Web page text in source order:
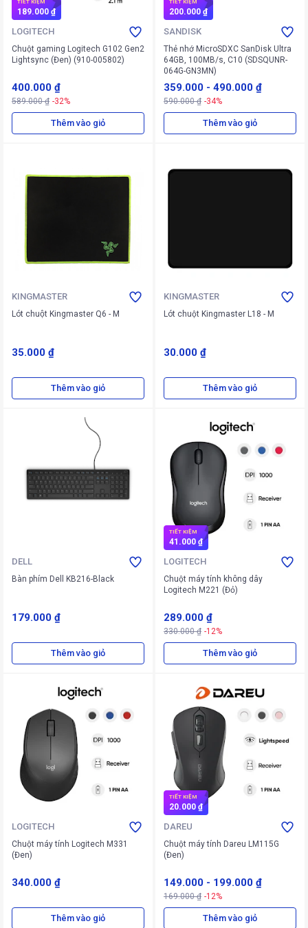
TIẾT KIỆM
189.000 ₫
LOGITECH
Chuột gaming Logitech G102 Gen2
Lightsync (Đen) (910-005802)
400.000 ₫
589.000 ₫ -32%
Thêm vào giỏ
TIẾT KIỆM
200.000 ₫
SANDISK
Thẻ nhớ MicroSDXC SanDisk Ultra
64GB, 100MB/s, C10 (SDSQUNR-
064G-GN3MN)
359.000 - 490.000 ₫
590.000 ₫ -34%
Thêm vào giỏ
KINGMASTER
Lót chuột Kingmaster Q6 - M
35.000 ₫
Thêm vào giỏ
KINGMASTER
Lót chuột Kingmaster L18 - M
30.000 ₫
Thêm vào giỏ
DELL
Bàn phím Dell KB216-Black
179.000 ₫
Thêm vào giỏ
TIẾT KIỆM
41.000 ₫
LOGITECH
Chuột máy tính không dây
Logitech M221 (Đỏ)
289.000 ₫
330.000 ₫ -12%
Thêm vào giỏ
LOGITECH
Chuột máy tính Logitech M331
(Đen)
340.000 ₫
Thêm vào giỏ
TIẾT KIỆM
20.000 ₫
DAREU
Chuột máy tính Dareu LM115G
(Đen)
149.000 - 199.000 ₫
169.000 ₫ -12%
Thêm vào giỏ